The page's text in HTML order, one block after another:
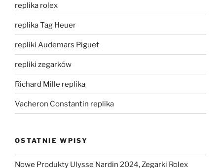
replika rolex
replika Tag Heuer
repliki Audemars Piguet
repliki zegarków
Richard Mille replika
Vacheron Constantin replika
OSTATNIE WPISY
Nowe Produkty Ulysse Nardin 2024, Zegarki Rolex